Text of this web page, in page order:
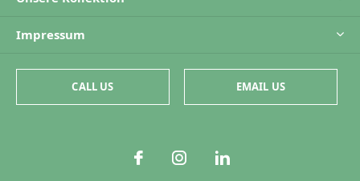
Impressum
CALL US EMAIL US